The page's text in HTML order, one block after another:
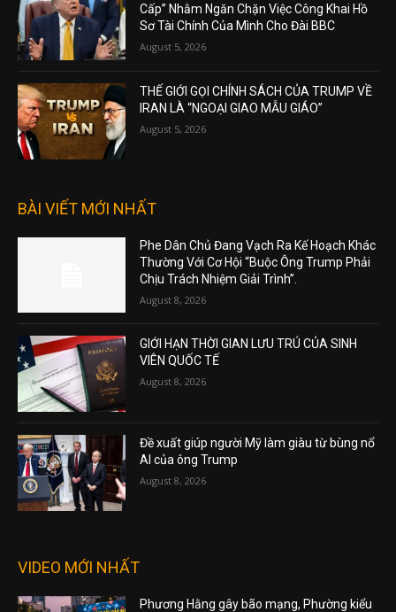
Cấp” Nhằm Ngăn Chặn Việc Công Khai Hồ
Sơ Tài Chính Của Mình Cho Đài BBC
August 5, 2026
THẾ GIỚI GỌI CHÍNH SÁCH CỦA TRUMP VỀ
IRAN LÀ “NGOẠI GIAO MẪU GIÁO”
August 5, 2026
BÀI VIẾT MỚI NHẤT
Phe Dân Chủ Đang Vạch Ra Kế Hoạch Khác
Thường Với Cơ Hội “Buộc Ông Trump Phải
Chịu Trách Nhiệm Giải Trình”.
August 8, 2026
GIỚI HẠN THỜI GIAN LƯU TRÚ CỦA SINH
VIÊN QUỐC TẾ
August 8, 2026
Đề xuất giúp người Mỹ làm giàu từ bùng nổ
AI của ông Trump
August 8, 2026
VIDEO MỚI NHẤT
Phương Hằng gây bão mạng, Phường kiểu